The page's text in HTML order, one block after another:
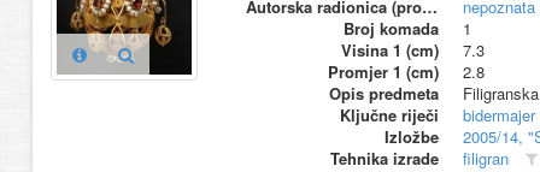
Autorska radionica (proizvođač)
nepoznata
Broj komada
1
Visina 1 (cm)
7.3
Promjer 1 (cm)
2.8
Opis predmeta
Ključne riječi
bidermajer
Izložbe
2005/14,
Tehnika izrade
filigran